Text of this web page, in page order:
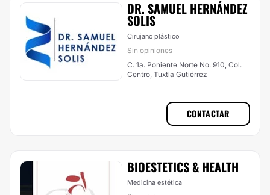
DR. SAMUEL HERNÁNDEZ
SOLIS
Cirujano plástico
Sin opiniones
C. 1a. Poniente Norte No. 910, Col.
Centro, Tuxtla Gutiérrez
CONTACTAR
BIOESTETICS & HEALTH
Medicina estética